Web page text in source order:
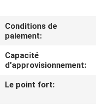
NOUVELLES
CAS
Conditions de
paiement:
Capacité
d'approvisionnement:
Le point fort: